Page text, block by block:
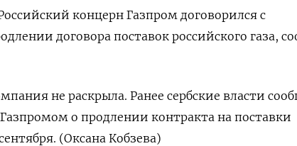
‌концерн Газпром договорился ​с
договора ‌поставок ‌российского газа,
​не ​раскрыла. Ранее ‌сербские власти
о ​продлении ⁠контракта на ‌поставки
(Оксана ‌Кобзева)